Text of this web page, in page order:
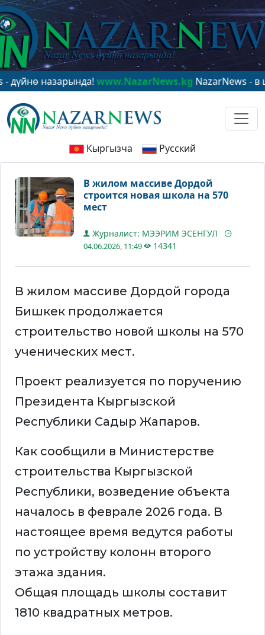
назарында!www.NazarNews.kgNazarNews - в
Кыргызча Русский
В жилом массиве Дордой
строится новая школа на 570
мест
Журналист: МЭЭРИМ ЭСЕНГУЛ
04.06.2026, 11:49 14341
В жилом массиве Дордой города
Бишкек продолжается
строительство новой школы на 570
ученических мест.
Проект реализуется по поручению
Президента Кыргызской
Республики Садыр Жапаров.
Как сообщили в Министерстве
строительства Кыргызской
Республики, возведение объекта
началось в феврале 2026 года. В
настоящее время ведутся работы
по устройству колонн второго
этажа здания.
Общая площадь школы составит
1810 квадратных метров.